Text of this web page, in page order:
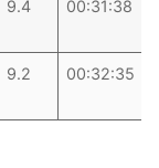
9.4 00:31:38
9.2 00:32:35